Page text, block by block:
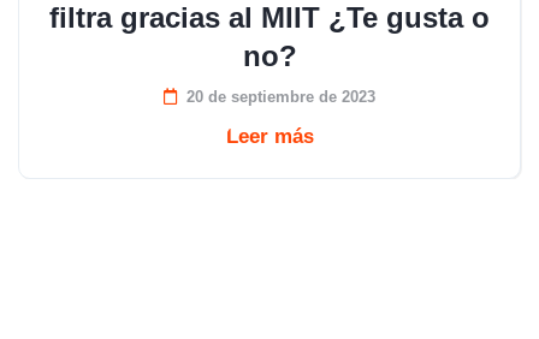
filtra gracias al MIIT ¿Te gusta o
no?
20 de septiembre de 2023
Leer más